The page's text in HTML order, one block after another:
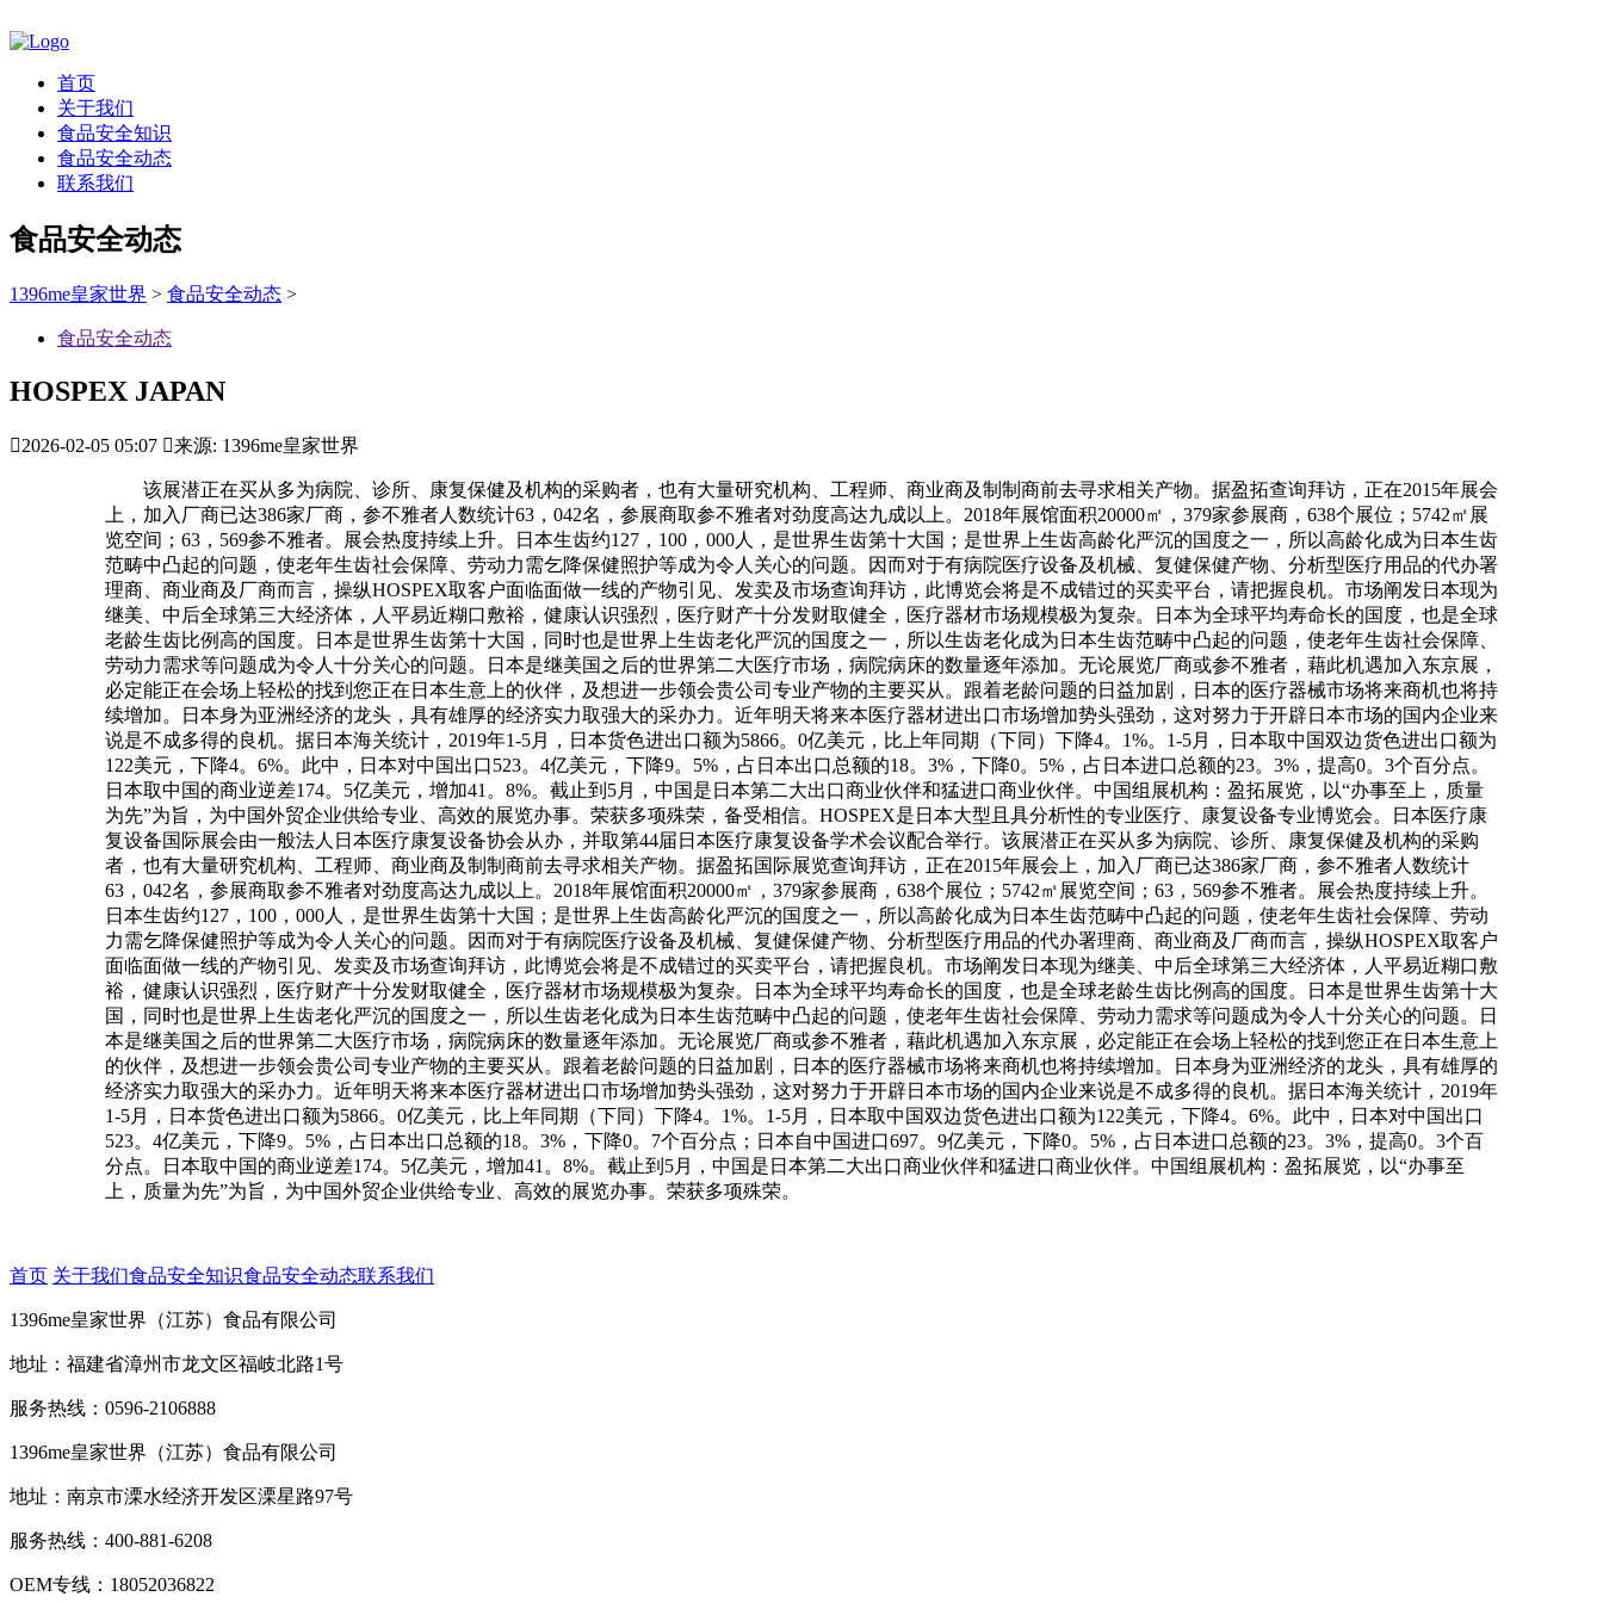
首页
关于我们
食品安全知识
食品安全动态
联系我们
食品安全动态
1396me皇家世界 > 食品安全动态 >
食品安全动态
HOSPEX JAPAN
2026-02-05 05:07 来源: 1396me皇家世界
该展潜正在买从多为病院、诊所、康复保健及机构的采购者，也有大量研究机构、工程师、商业商及制制商前去寻求相关产物。据盈拓查询拜访，正在2015年展会
上，加入厂商已达386家厂商，参不雅者人数统计63，042名，参展商取参不雅者对劲度高达九成以上。2018年展馆面积20000㎡，379家参展商，638个展位；5742㎡展
览空间；63，569参不雅者。展会热度持续上升。日本生齿约127，100，000人，是世界生齿第十大国；是世界上生齿高龄化严沉的国度之一，所以高龄化成为日本生齿
范畴中凸起的问题，使老年生齿社会保障、劳动力需乞降保健照护等成为令人关心的问题。因而对于有病院医疗设备及机械、复健保健产物、分析型医疗用品的代办署
理商、商业商及厂商而言，操纵HOSPEX取客户面临面做一线的产物引见、发卖及市场查询拜访，此博览会将是不成错过的买卖平台，请把握良机。市场阐发日本现为
继美、中后全球第三大经济体，人平易近糊口敷裕，健康认识强烈，医疗财产十分发财取健全，医疗器材市场规模极为复杂。日本为全球平均寿命长的国度，也是全球
老龄生齿比例高的国度。日本是世界生齿第十大国，同时也是世界上生齿老化严沉的国度之一，所以生齿老化成为日本生齿范畴中凸起的问题，使老年生齿社会保障、
劳动力需求等问题成为令人十分关心的问题。日本是继美国之后的世界第二大医疗市场，病院病床的数量逐年添加。无论展览厂商或参不雅者，藉此机遇加入东京展，
必定能正在会场上轻松的找到您正在日本生意上的伙伴，及想进一步领会贵公司专业产物的主要买从。跟着老龄问题的日益加剧，日本的医疗器械市场将来商机也将持
续增加。日本身为亚洲经济的龙头，具有雄厚的经济实力取强大的采办力。近年明天将来本医疗器材进出口市场增加势头强劲，这对努力于开辟日本市场的国内企业来
说是不成多得的良机。据日本海关统计，2019年1-5月，日本货色进出口额为5866。0亿美元，比上年同期（下同）下降4。1%。1-5月，日本取中国双边货色进出口额为
122美元，下降4。6%。此中，日本对中国出口523。4亿美元，下降9。5%，占日本出口总额的18。3%，下降0。5%，占日本进口总额的23。3%，提高0。3个百分点。
日本取中国的商业逆差174。5亿美元，增加41。8%。截止到5月，中国是日本第二大出口商业伙伴和猛进口商业伙伴。中国组展机构：盈拓展览，以“办事至上，质量
为先”为旨，为中国外贸企业供给专业、高效的展览办事。荣获多项殊荣，备受相信。HOSPEX是日本大型且具分析性的专业医疗、康复设备专业博览会。日本医疗康
复设备国际展会由一般法人日本医疗康复设备协会从办，并取第44届日本医疗康复设备学术会议配合举行。该展潜正在买从多为病院、诊所、康复保健及机构的采购
者，也有大量研究机构、工程师、商业商及制制商前去寻求相关产物。据盈拓国际展览查询拜访，正在2015年展会上，加入厂商已达386家厂商，参不雅者人数统计
63，042名，参展商取参不雅者对劲度高达九成以上。2018年展馆面积20000㎡，379家参展商，638个展位；5742㎡展览空间；63，569参不雅者。展会热度持续上升。
日本生齿约127，100，000人，是世界生齿第十大国；是世界上生齿高龄化严沉的国度之一，所以高龄化成为日本生齿范畴中凸起的问题，使老年生齿社会保障、劳动
力需乞降保健照护等成为令人关心的问题。因而对于有病院医疗设备及机械、复健保健产物、分析型医疗用品的代办署理商、商业商及厂商而言，操纵HOSPEX取客户
面临面做一线的产物引见、发卖及市场查询拜访，此博览会将是不成错过的买卖平台，请把握良机。市场阐发日本现为继美、中后全球第三大经济体，人平易近糊口敷
裕，健康认识强烈，医疗财产十分发财取健全，医疗器材市场规模极为复杂。日本为全球平均寿命长的国度，也是全球老龄生齿比例高的国度。日本是世界生齿第十大
国，同时也是世界上生齿老化严沉的国度之一，所以生齿老化成为日本生齿范畴中凸起的问题，使老年生齿社会保障、劳动力需求等问题成为令人十分关心的问题。日
本是继美国之后的世界第二大医疗市场，病院病床的数量逐年添加。无论展览厂商或参不雅者，藉此机遇加入东京展，必定能正在会场上轻松的找到您正在日本生意上
的伙伴，及想进一步领会贵公司专业产物的主要买从。跟着老龄问题的日益加剧，日本的医疗器械市场将来商机也将持续增加。日本身为亚洲经济的龙头，具有雄厚的
经济实力取强大的采办力。近年明天将来本医疗器材进出口市场增加势头强劲，这对努力于开辟日本市场的国内企业来说是不成多得的良机。据日本海关统计，2019年
1-5月，日本货色进出口额为5866。0亿美元，比上年同期（下同）下降4。1%。1-5月，日本取中国双边货色进出口额为122美元，下降4。6%。此中，日本对中国出口
523。4亿美元，下降9。5%，占日本出口总额的18。3%，下降0。7个百分点；日本自中国进口697。9亿美元，下降0。5%，占日本进口总额的23。3%，提高0。3个百
分点。日本取中国的商业逆差174。5亿美元，增加41。8%。截止到5月，中国是日本第二大出口商业伙伴和猛进口商业伙伴。中国组展机构：盈拓展览，以“办事至
上，质量为先”为旨，为中国外贸企业供给专业、高效的展览办事。荣获多项殊荣。
首页 关于我们食品安全知识食品安全动态联系我们
1396me皇家世界（江苏）食品有限公司
地址：福建省漳州市龙文区福岐北路1号
服务热线：0596-2106888
1396me皇家世界（江苏）食品有限公司
地址：南京市溧水经济开发区溧星路97号
服务热线：400-881-6208
OEM专线：18052036822